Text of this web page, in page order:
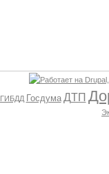
ГИБДД Госдума ДТП